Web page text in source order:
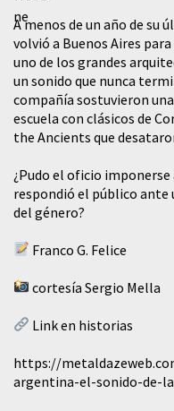
A menos de un año de
volvió a Buenos Aires
uno de los grandes
un sonido que nunca
compañía sostuvieron
escuela con clásicos de
the Ancients que
¿Pudo el oficio
respondió el público ante
del género?
Franco G. Felice
cortesía Sergio Mella
Link en historias
https://
argentina-el-sonido-de-